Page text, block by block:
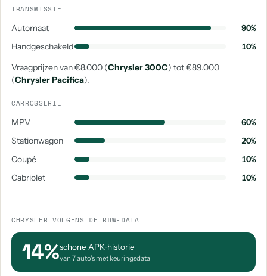
TRANSMISSIE
Automaat
90%
Handgeschakeld
10%
Vraagprijzen van €8.000 (Chrysler 300C) tot €89.000
(Chrysler Pacifica).
CARROSSERIE
MPV
60%
Stationwagon
20%
Coupé
10%
Cabriolet
10%
CHRYSLER VOLGENS DE RDW-DATA
14%schone APK‑historie
van 7 auto's met keuringsdata